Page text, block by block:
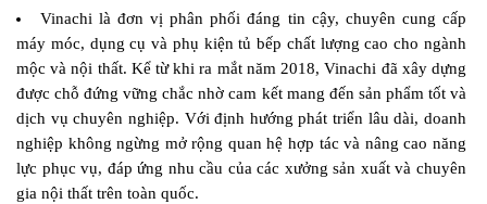
Vinachi là đơn vị phân phối đáng tin cậy, chuyên cung cấp
máy móc, dụng cụ và phụ kiện tủ bếp chất lượng cao cho ngành
mộc và nội thất. Kể từ khi ra mắt năm 2018, Vinachi đã xây dựng
được chỗ đứng vững chắc nhờ cam kết mang đến sản phẩm tốt và
dịch vụ chuyên nghiệp. Với định hướng phát triển lâu dài, doanh
nghiệp không ngừng mở rộng quan hệ hợp tác và nâng cao năng
lực phục vụ, đáp ứng nhu cầu của các xưởng sản xuất và chuyên
gia nội thất trên toàn quốc.